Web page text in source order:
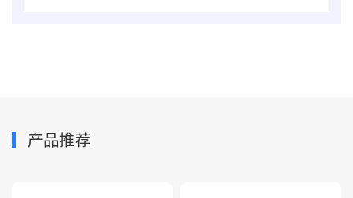
产品推荐